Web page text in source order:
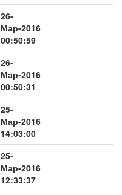
26-
Мар-2016
00:50:59
26-
Мар-2016
00:50:31
25-
Мар-2016
14:03:00
25-
Мар-2016
12:33:37